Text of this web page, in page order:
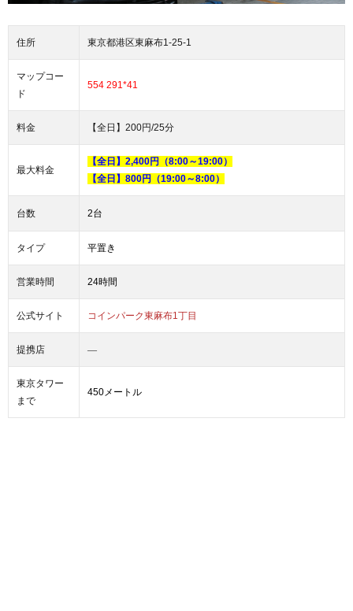
住所 東京都港区東麻布1‐25‐1
マップコー
ド
554 291*41
料金 【全日】200円/25分
最大料金
【全日】2,400円（8:00～19:00）
【全日】800円（19:00～8:00）
台数 2台
タイプ 平置き
営業時間 24時間
公式サイト コインパーク東麻布1丁目
提携店 ―
東京タワー
まで
450メートル